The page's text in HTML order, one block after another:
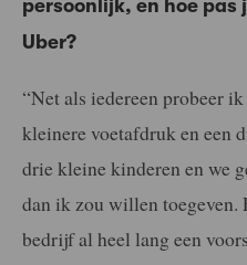
persoonlijk, en hoe pas
Uber?
“Net als iedereen probeer
kleinere voetafdruk en een
drie kleine kinderen en we
dan ik zou willen toegeven.
bedrijf al heel lang een